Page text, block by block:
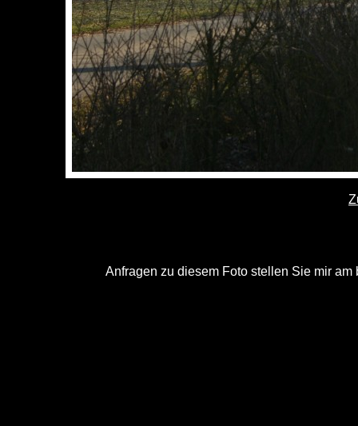
Anfragen zu diesem Foto stellen Sie mir